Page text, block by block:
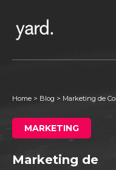
Home > Blog > Marketing de
MARKETING
Marketing de